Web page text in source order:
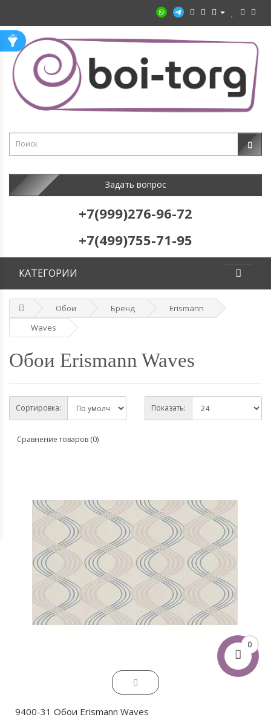
0
Задать вопрос
+7(999)276-96-72
+7(499)755-71-95
КАТЕГОРИИ
Обои Бренд
Erismann
Waves
Обои Erismann Waves
Сортировка: Показать:
Сравнение товаров (0)
9400-31 Обои Erismann Waves